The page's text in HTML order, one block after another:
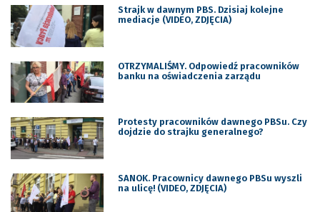
Strajk w dawnym PBS. Dzisiaj kolejne
mediacje (VIDEO, ZDJĘCIA)
OTRZYMALIŚMY. Odpowiedź pracowników
banku na oświadczenia zarządu
Protesty pracowników dawnego PBSu. Czy
dojdzie do strajku generalnego?
SANOK. Pracownicy dawnego PBSu wyszli
na ulicę! (VIDEO, ZDJĘCIA)